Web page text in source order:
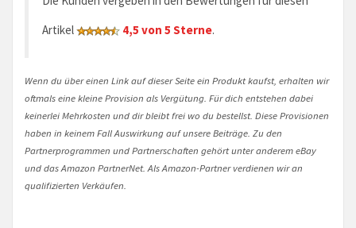
Artikel
4,5 von 5 Sterne.
Wenn du über einen Link auf dieser Seite ein Produkt kaufst, erhalten wir
oftmals eine kleine Provision als Vergütung. Für dich entstehen dabei
keinerlei Mehrkosten und dir bleibt frei wo du bestellst. Diese Provisionen
haben in keinem Fall Auswirkung auf unsere Beiträge. Zu den
Partnerprogrammen und Partnerschaften gehört unter anderem eBay
und das Amazon PartnerNet. Als Amazon-Partner verdienen wir an
qualifizierten Verkäufen.